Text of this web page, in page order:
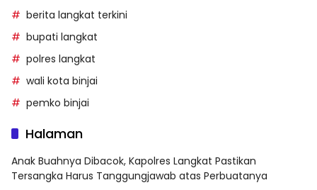
berita langkat terkini
bupati langkat
polres langkat
wali kota binjai
pemko binjai
Halaman
Anak Buahnya Dibacok, Kapolres Langkat Pastikan
Tersangka Harus Tanggungjawab atas Perbuatanya